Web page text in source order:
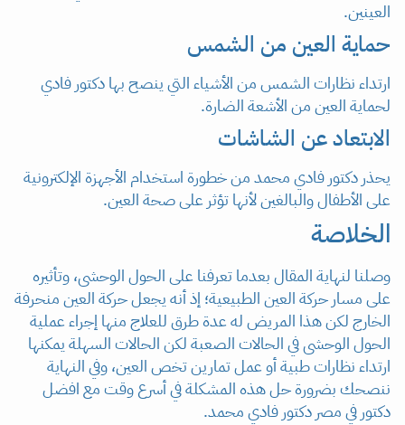
العينين.
حماية العين من الشمس
ارتداء نظارات الشمس من الأشياء التي ينصح بها دكتور فادي
لحماية العين من الأشعة الضارة.
الابتعاد عن الشاشات
يحذر دكتور فادي محمد من خطورة استخدام الأجهزة الإلكترونية
على الأطفال والبالغين لأنها تؤثر على صحة العين.
الخلاصة
وصلنا لنهاية المقال بعدما تعرفنا على الحول الوحشى، وتأثيره
على مسار حركة العين الطبيعية؛ إذ أنه يجعل حركة العين منحرفة
الخارج لكن هذا المريض له عدة طرق للعلاج منها إجراء عملية
الحول الوحشى في الحالات الصعبة لكن الحالات السهلة يمكنها
ارتداء نظارات طبية أو عمل تمارين تخص العين، وفي النهاية
ننصحك بضرورة حل هذه المشكلة في أسرع وقت مع افضل
دكتور في مصر دكتور فادي محمد.